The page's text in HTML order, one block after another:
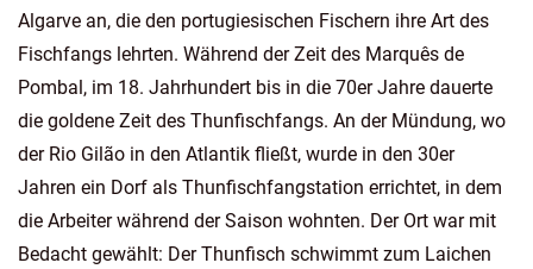
Algarve an, die den portugiesischen Fischern ihre Art des
Fischfangs lehrten. Während der Zeit des Marquês de
Pombal, im 18. Jahrhundert bis in die 70er Jahre dauerte
die goldene Zeit des Thunfischfangs. An der Mündung, wo
der Rio Gilão in den Atlantik fließt, wurde in den 30er
Jahren ein Dorf als Thunfischfangstation errichtet, in dem
die Arbeiter während der Saison wohnten. Der Ort war mit
Bedacht gewählt: Der Thunfisch schwimmt zum Laichen